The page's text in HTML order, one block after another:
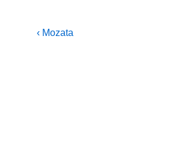
Bejegyzés
Previous
‹ Mozata